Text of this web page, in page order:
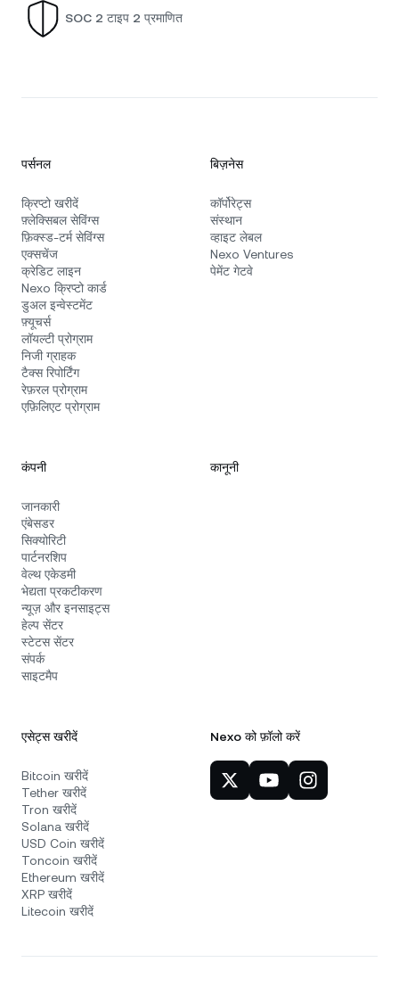
SOC 2 टाइप 2 प्रमाणित
पर्सनल
क्रिप्टो खरीदें
फ़्लेक्सिबल सेविंग्स
फ़िक्स्ड‑टर्म सेविंग्स
एक्सचेंज
क्रेडिट लाइन
Nexo क्रिप्टो कार्ड
डुअल इन्वेस्टमेंट
फ़्यूचर्स
लॉयल्टी प्रोग्राम
निजी ग्राहक
टैक्स रिपोर्टिंग
रेफ़रल प्रोग्राम
एफ़िलिएट प्रोग्राम
बिज़नेस
कॉर्पोरेट्स
संस्थान
व्हाइट लेबल
Nexo Ventures
पेमेंट गेटवे
कंपनी
जानकारी
एंबेसडर
सिक्योरिटी
पार्टनरशिप
वेल्थ एकेडमी
भेद्यता प्रकटीकरण
न्यूज़ और इनसाइट्स
हेल्प सेंटर
स्टेटस सेंटर
संपर्क
साइटमैप
कानूनी
एसेट्स खरीदें
Bitcoin खरीदें
Tether खरीदें
Tron खरीदें
Solana खरीदें
USD Coin खरीदें
Toncoin खरीदें
Ethereum खरीदें
XRP खरीदें
Litecoin खरीदें
Nexo को फ़ॉलो करें